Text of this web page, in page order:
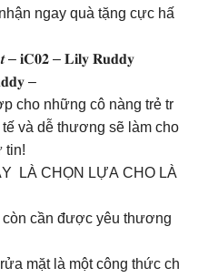
ngay quà tặng cực hấ
– 𝐢𝐂𝟎𝟐 – 𝐋𝐢𝐥𝐲 𝐑𝐮𝐝𝐝𝐲
–
cho những cô nàng trẻ tr
và dễ thương sẽ làm cho
tin!
LÀ CHỌN LỰA CHO LÀ
cần được yêu thương
mặt là một công thức ch